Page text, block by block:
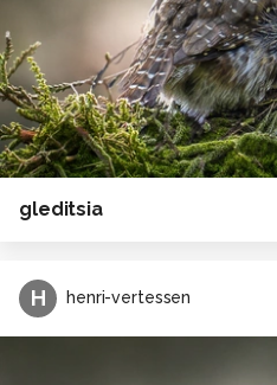
gleditsia
H henri-vertessen